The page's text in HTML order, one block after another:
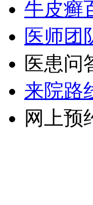
牛皮癣
医师团
医患问
来院路
网上预